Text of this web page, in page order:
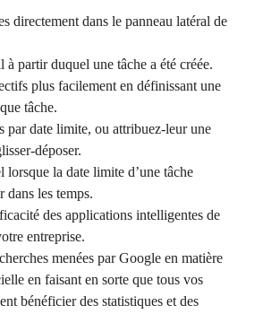
directement dans le panneau latéral de
à partir duquel une tâche a été créée.
plus facilement en définissant une
tâche.
par date limite, ou attribuez-leur une
déposer.
lorsque la date limite d’une tâche
dans les temps.
des applications intelligentes de
entreprise.
menées par Google en matière
en faisant en sorte que tous vos
bénéficier des statistiques et des